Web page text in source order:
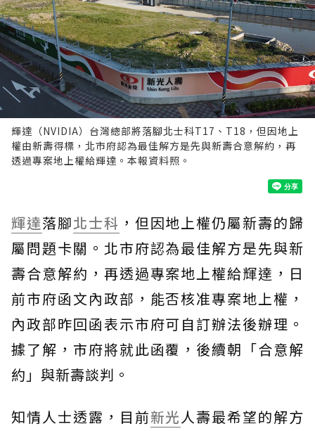
輝達（NVIDIA）台灣總部將落腳北士科T17、T18，但因地上
權由新壽得標，北市府認為最佳解方是先與新壽合意解約，再
透過專案地上權給輝達。本報資料照。
輝達落腳北士科 ，但因地上權仍屬新壽的歸
屬問題卡關。北市府認為最佳解方是先與新
壽合意解約，再透過專案地上權給輝達，日
前市府函文內政部，能否核准專案地上權，
內政部昨回函表示市府可自訂辦法後辦理。
據了解，市府將就此函覆，後續朝「合意解
約」與新壽談判。
知情人士透露，目前新光人壽最希望的解方